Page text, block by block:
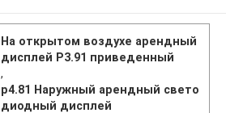
На открытом воздухе арендный
дисплей P3.91 приведенный
,
p4.81 Наружный арендный свето
диодный дисплей